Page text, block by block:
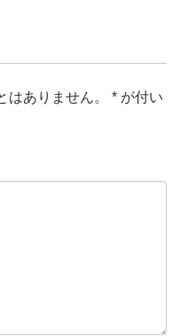
はありません。 * が付い